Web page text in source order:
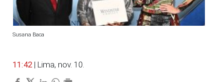
Susana Baca
11:42 | Lima, nov. 10.